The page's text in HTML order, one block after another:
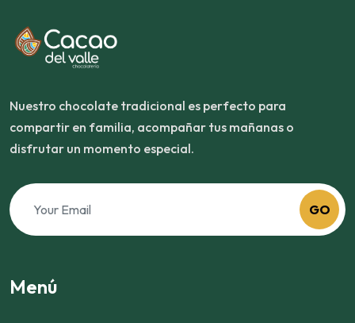
Nuestro chocolate tradicional es perfecto para
compartir en familia, acompañar tus mañanas o
disfrutar un momento especial.
GO
Menú